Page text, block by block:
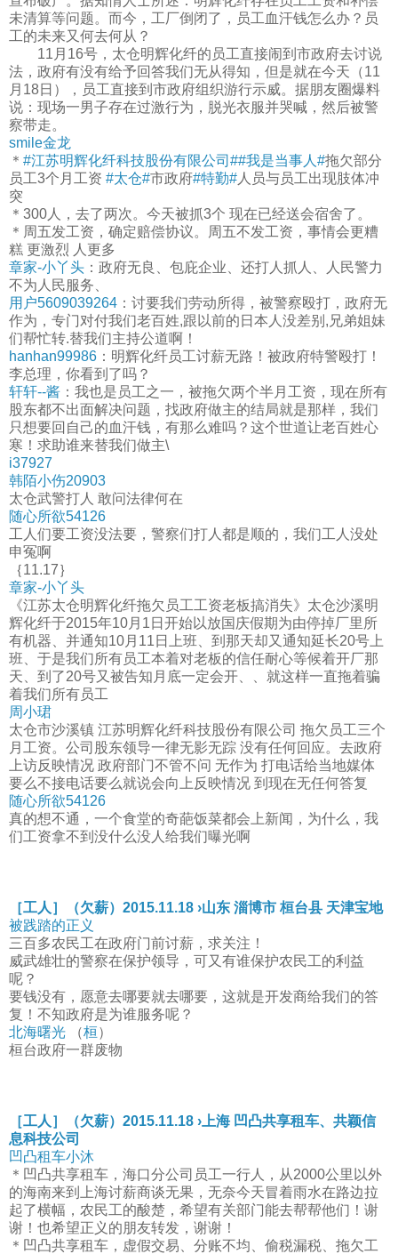
未清算等问题。而今，工厂倒闭了，员工血汗钱怎么办？员
工的未来又何去何从？
11月16号，太仓明辉化纤的员工直接闹到市政府去讨说
法，政府有没有给予回答我们无从得知，但是就在今天（11
月18日），员工直接到市政府组织游行示威。据朋友圈爆料
说：现场一男子存在过激行为，脱光衣服并哭喊，然后被警
察带走。
smile金龙
＊ #江苏明辉化纤科技股份有限公司##我是当事人#拖欠部分
员工3个月工资 #太仓#市政府#特勤# 人员与员工出现肢体冲
突
＊300人，去了两次。今天被抓3个 现在已经送会宿舍了。
＊周五发工资，确定赔偿协议。周五不发工资，事情会更糟
糕 更激烈 人更多
章家-小丫头 ：政府无良、包庇企业、还打人抓人、人民警力
不为人民服务、
用户5609039264 ：讨要我们劳动所得，被警察殴打，政府无
作为，专门对付我们老百姓,跟以前的日本人没差别,兄弟姐妹
们帮忙转.替我们主持公道啊！
hanhan99986 ：明辉化纤员工讨薪无路！被政府特警殴打！
李总理，你看到了吗？
轩轩--酱 ：我也是员工之一，被拖欠两个半月工资，现在所有
股东都不出面解决问题，找政府做主的结局就是那样，我们
只想要回自己的血汗钱，有那么难吗？这个世道让老百姓心
寒！求助谁来替我们做主\
i37927
韩陌小伤20903
太仓武警打人 敢问法律何在
随心所欲54126
工人们要工资没法要，警察们打人都是顺的，我们工人没处
申冤啊
｛11.17｝
章家-小丫头
《江苏太仓明辉化纤拖欠员工工资老板搞消失》太仓沙溪明
辉化纤于2015年10月1日开始以放国庆假期为由停掉厂里所
有机器、并通知10月11日上班、到那天却又通知延长20号上
班、于是我们所有员工本着对老板的信任耐心等候着开厂那
天、到了20号又被告知月底一定会开、、就这样一直拖着骗
着我们所有员工
周小珺
太仓市沙溪镇 江苏明辉化纤科技股份有限公司 拖欠员工三个
月工资。公司股东领导一律无影无踪 没有任何回应。去政府
上访反映情况 政府部门不管不问 无作为 打电话给当地媒体
要么不接电话要么就说会向上反映情况 到现在无任何答复
随心所欲54126
真的想不通，一个食堂的奇葩饭菜都会上新闻，为什么，我
们工资拿不到没什么没人给我们曝光啊
［工人］（欠薪）2015.11.18 ›山东 淄博市 桓台县 天津宝地
被践踏的正义
三百多农民工在政府门前讨薪，求关注！
威武雄壮的警察在保护领导，可又有谁保护农民工的利益
呢？
要钱没有，愿意去哪要就去哪要，这就是开发商给我们的答
复！不知政府是为谁服务呢？
北海曙光 （桓）
桓台政府一群废物
［工人］（欠薪）2015.11.18 ›上海 凹凸共享租车、共颖信
息科技公司
凹凸租车小沐
＊凹凸共享租车，海口分公司员工一行人，从2000公里以外
的海南来到上海讨薪商谈无果，无奈今天冒着雨水在路边拉
起了横幅，农民工的酸楚，希望有关部门能去帮帮他们！谢
谢！也希望正义的朋友转发，谢谢！
＊凹凸共享租车，虚假交易、分账不均、偷税漏税、拖欠工